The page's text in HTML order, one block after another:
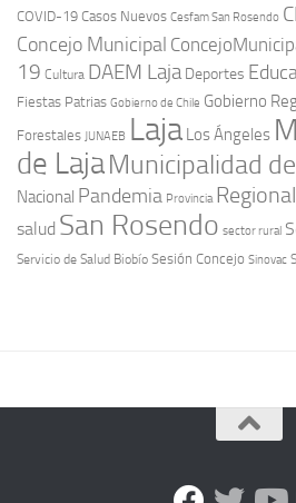
COVID-19 Casos Nuevos Cesfam San Rosendo
Concejo Municipal
19 Cultura DAEM Laja Deportes
Fiestas Patrias Gobierno de Chile Gobierno
Forestales JUNAEB Laja Los Ángeles
de LajaMunicipalidad
Nacional Pandemia Provincia Regional
salud San Rosendo sector rural
Servicio de Salud Biobío Sesión Concejo Sinovac